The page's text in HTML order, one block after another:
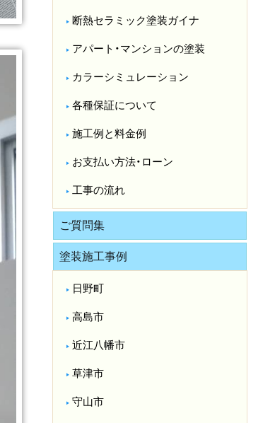
断熱セラミック塗装ガイナ
アパート・マンションの塗装
カラーシミュレーション
各種保証について
施工例と料金例
お支払い方法・ローン
工事の流れ
ご質問集
塗装施工事例
日野町
高島市
近江八幡市
草津市
守山市